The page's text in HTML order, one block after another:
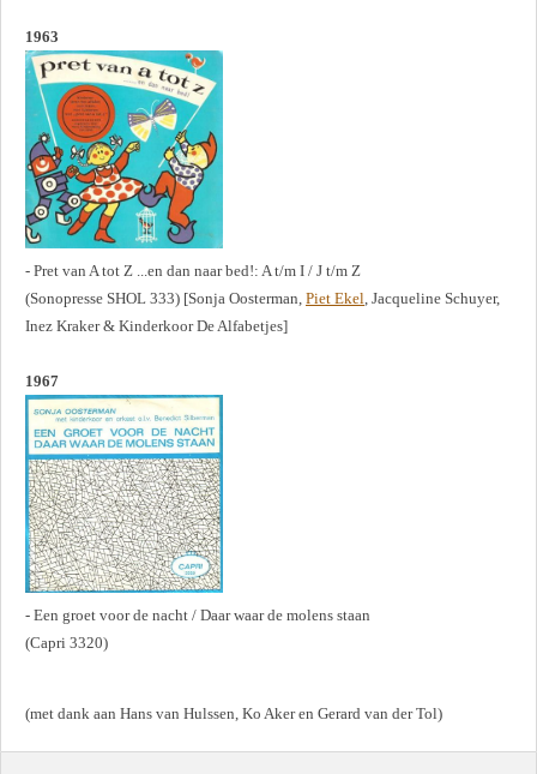
1963
- Pret van A tot Z ...en dan naar bed!: A t/m I / J t/m Z
(Sonopresse SHOL 333) [Sonja Oosterman, Piet Ekel, Jacqueline Schuyer,
Inez Kraker & Kinderkoor De Alfabetjes]
1967
- Een groet voor de nacht / Daar waar de molens staan
(Capri 3320)
(met dank aan Hans van Hulssen, Ko Aker en Gerard van der Tol)